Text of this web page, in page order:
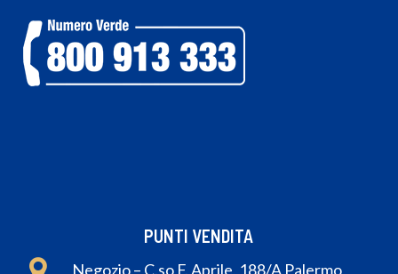
PUNTI VENDITA
Negozio – C.so F. Aprile, 188/A Palermo